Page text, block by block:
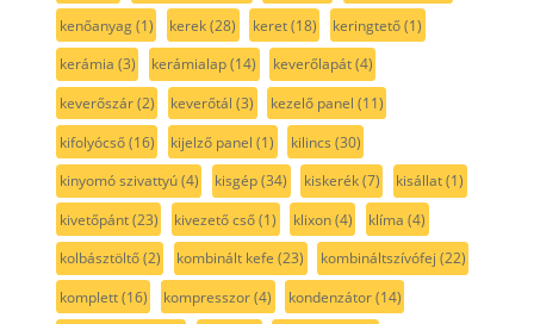
kenőanyag(1) kerek(28) keret(18) keringtető(1)
kerámia (3) kerámialap(14) keverőlapát(4)
keverőszár(2) keverőtál (3) kezelő panel (11)
kifolyócső(16) kijelző panel (1) kilincs (30)
kinyomó szivattyú(4) kisgép(34) kiskerék(7) kisállat(1)
kivetőpánt(23) kivezető cső(1) klixon(4) klíma (4)
kolbásztöltő(2) kombinált kefe (23) kombináltszívófej (22)
komplett(16) kompresszor(4) kondenzátor(14)